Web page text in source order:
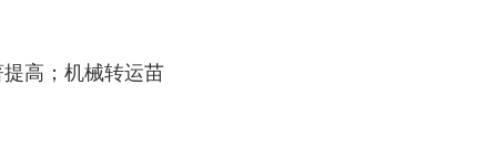
高；机械转运苗